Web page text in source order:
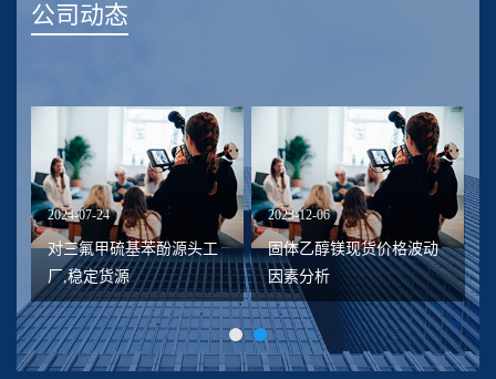
公司动态
2024-07-24
对三氟甲硫基苯酚源头工
厂,稳定货源
2023-12-06
固体乙醇镁现货价格波动
因素分析